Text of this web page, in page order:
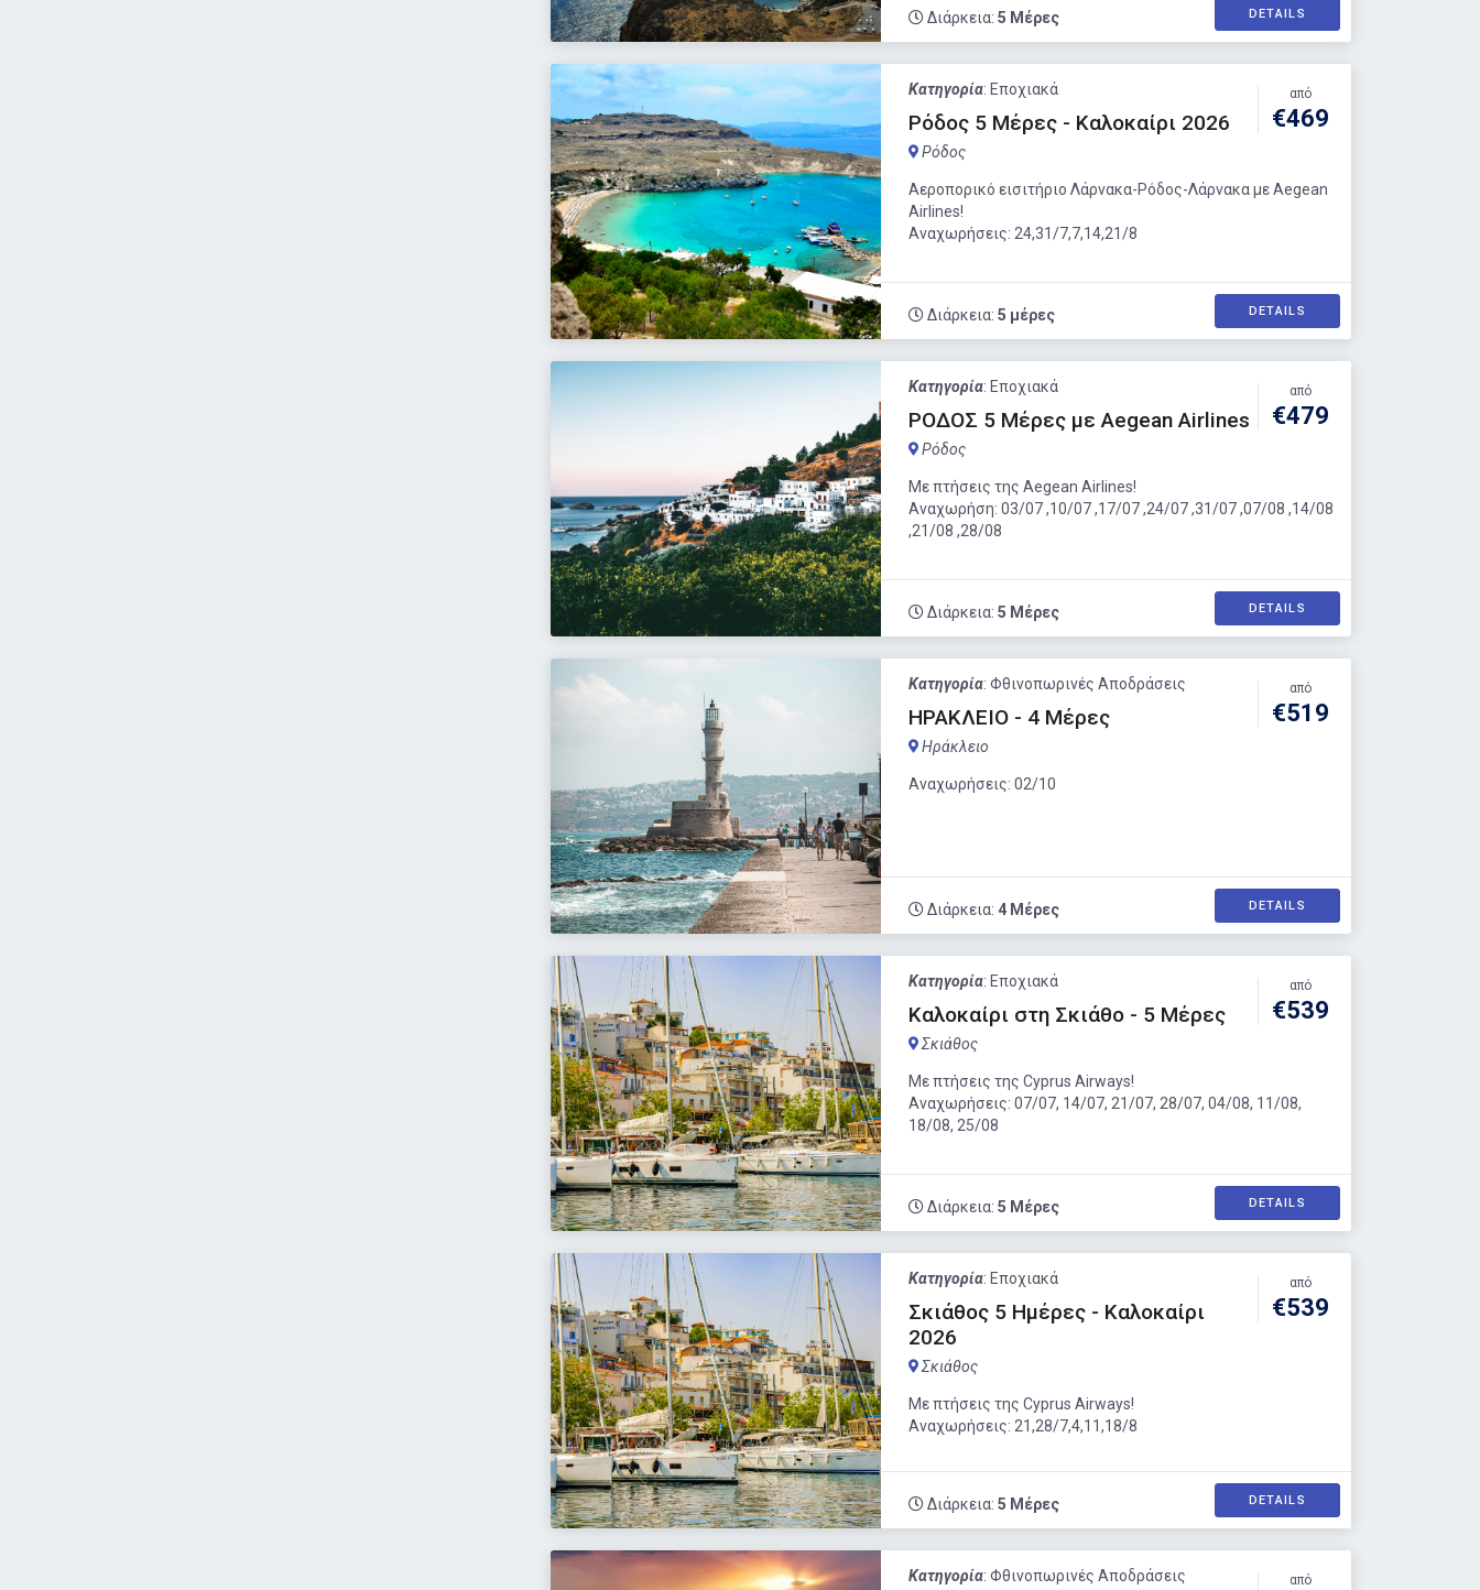
Διάρκεια:5 Μέρες DETAILS
Κατηγορία: Εποχιακά
Ρόδος 5 Μέρες - Καλοκαίρι 2026
Ρόδος
από
€469
Αεροπορικό εισιτήριο Λάρνακα-Ρόδος-Λάρνακα με Aegean
Airlines!
Αναχωρήσεις: 24,31/7,7,14,21/8
Διάρκεια:5 μέρες DETAILS
Κατηγορία: Εποχιακά
ΡΟΔΟΣ 5 Μέρες με Aegean Airlines
Ρόδος
από
€479
Με πτήσεις της Aegean Airlines!
Αναχωρήση: 03/07 ,10/07 ,17/07 ,24/07 ,31/07 ,07/08 ,14/08
,21/08 ,28/08
Διάρκεια:5 Μέρες DETAILS
Κατηγορία: Φθινοπωρινές Αποδράσεις
ΗΡΑΚΛΕΙΟ - 4 Μέρες
Ηράκλειο
από
€519
Αναχωρήσεις: 02/10
Διάρκεια: 4 Μέρες DETAILS
Κατηγορία: Εποχιακά
Καλοκαίρι στη Σκιάθο - 5 Μέρες
Σκιάθος
από
€539
Με πτήσεις της Cyprus Airways!
Αναχωρήσεις: 07/07, 14/07, 21/07, 28/07, 04/08, 11/08,
18/08, 25/08
Διάρκεια:5 Μέρες DETAILS
Κατηγορία: Εποχιακά
Σκιάθος 5 Ημέρες - Καλοκαίρι
2026
Σκιάθος
από
€539
Με πτήσεις της Cyprus Airways!
Αναχωρήσεις: 21,28/7,4,11,18/8
Διάρκεια:5 Μέρες DETAILS
Κατηγορία: Φθινοπωρινές Αποδράσεις από